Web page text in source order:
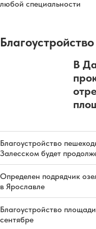
любой специальности
Благоустройство
В
Благоустройство
Залесском будет
Определен подрядчик
в Ярославле
Благоустройство
сентябре